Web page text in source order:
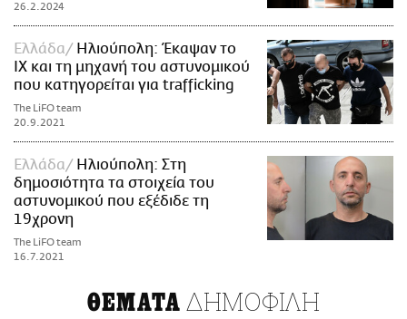
26.2.2024
Ελλάδα
Ηλιούπολη: Έκαψαν το
ΙΧ και τη μηχανή του αστυνομικού
που κατηγορείται για trafficking
The LiFO team
20.9.2021
Ελλάδα
Ηλιούπολη: Στη
δημοσιότητα τα στοιχεία του
αστυνομικού που εξέδιδε τη
19χρονη
The LiFO team
16.7.2021
ΘΕΜΑΤΑ ΔΗΜΟΦΙΛΗ